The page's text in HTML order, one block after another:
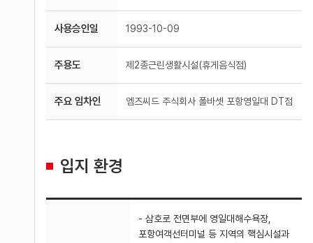
사용승인일 1993-10-09
주용도 제2종근린생활시설(휴게음식점)
주요 임차인 엠즈씨드 주식회사 폴바셋 포항영일대 DT점
입지 환경
- 삼호로 전면부에 영일대해수욕장,
포항여객선터미널 등 지역의 핵심시설과